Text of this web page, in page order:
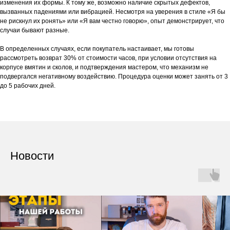
изменения их формы. К тому же, возможно наличие скрытых дефектов,
вызванных падениями или вибрацией. Несмотря на уверения в стиле «Я бы
не рискнул их ронять» или «Я вам честно говорю», опыт демонстрирует, что
случаи бывают разные.
В определенных случаях, если покупатель настаивает, мы готовы
рассмотреть возврат 30% от стоимости часов, при условии отсутствия на
корпусе вмятин и сколов, и подтверждения мастером, что механизм не
подвергался негативному воздействию. Процедура оценки может занять от 3
до 5 рабочих дней.
Новости